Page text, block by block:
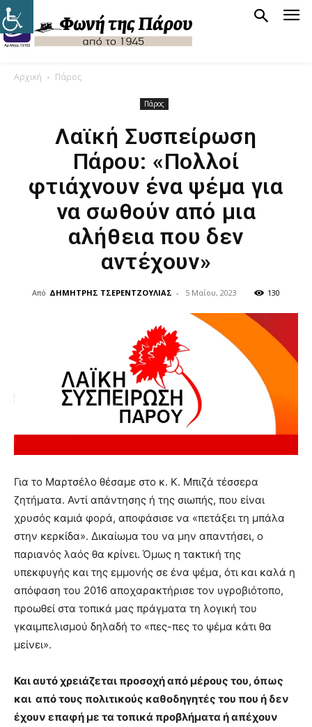
Αρχική Πάρος
Πάρος
Λαϊκή Συσπείρωση
Πάρου: «Πολλοί
φτιάχνουν ένα ψέμα για
να σωθούν από μια
αλήθεια που δεν
αντέχουν»
Από ΔΗΜΗΤΡΗΣ ΤΣΕΡΕΝΤΖΟΥΛΙΑΣ - 5 Μαΐου, 2023 130
Για το Μαρτσέλο θέσαμε στο κ. Κ. Μπιζά τέσσερα
ζητήματα. Αντί απάντησης ή της σιωπής, που είναι
χρυσός καμιά φορά, αποφάσισε να «πετάξει τη μπάλα
στην κερκίδα». Δικαίωμα του να μην απαντήσει, ο
παριανός λαός θα κρίνει. Όμως η τακτική της
υπεκφυγής και της εμμονής σε ένα ψέμα, ότι και καλά η
απόφαση του 2016 αποχαρακτήρισε τον υγροβιότοπο,
προωθεί στα τοπικά μας πράγματα τη λογική του
γκαιμπελισμού δηλαδή το «πες-πες το ψέμα κάτι θα
μείνει».
Και αυτό χρειάζεται προσοχή από μέρους του, όπως
και από τους πολιτικούς καθοδηγητές του που ή δεν
έχουν επαφή με τα τοπικά προβλήματα ή απέχουν